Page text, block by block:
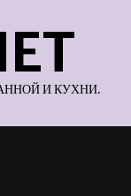
И КУХНИ.